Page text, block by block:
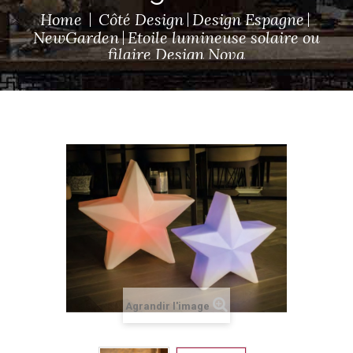
Home Côté Design Design Espagne
NewGarden Etoile lumineuse solaire ou
filaire Design Nova
Agrandir l'image